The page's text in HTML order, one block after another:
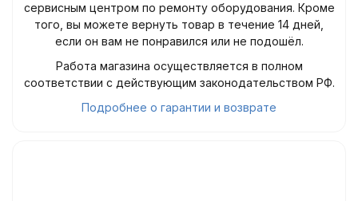
сервисным центром по ремонту оборудования. Кроме
того, вы можете вернуть товар в течение 14 дней,
если он вам не понравился или не подошёл.
Работа магазина осуществляется в полном
соответствии с действующим законодательством РФ.
Подробнее о гарантии и возврате